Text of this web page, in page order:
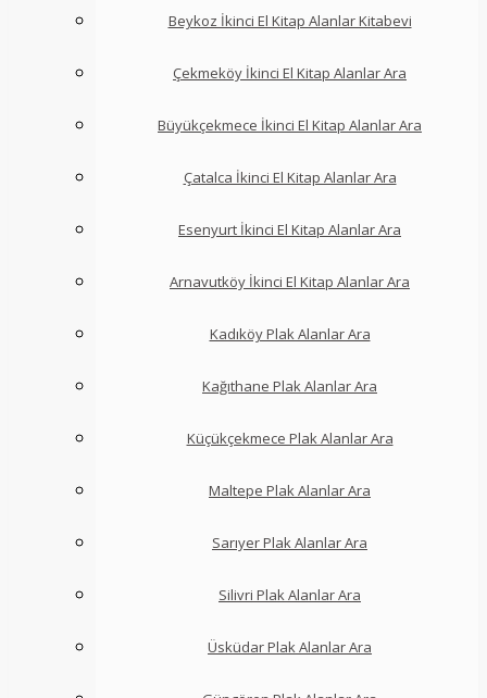
Beykoz İkinci El Kitap Alanlar Kitabevi
Çekmeköy İkinci El Kitap Alanlar Ara
Büyükçekmece İkinci El Kitap Alanlar Ara
Çatalca İkinci El Kitap Alanlar Ara
Esenyurt İkinci El Kitap Alanlar Ara
Arnavutköy İkinci El Kitap Alanlar Ara
Kadıköy Plak Alanlar Ara
Kağıthane Plak Alanlar Ara
Küçükçekmece Plak Alanlar Ara
Maltepe Plak Alanlar Ara
Sarıyer Plak Alanlar Ara
Silivri Plak Alanlar Ara
Üsküdar Plak Alanlar Ara